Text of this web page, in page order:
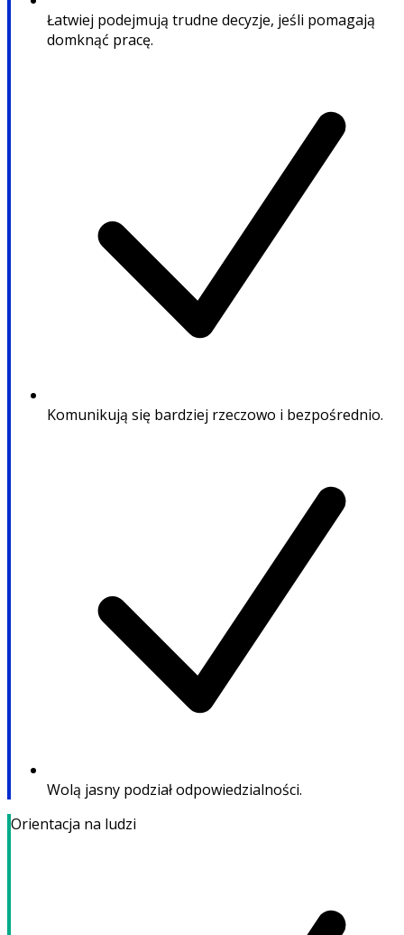
Łatwiej podejmują trudne decyzje, jeśli pomagają
domknąć pracę.
Komunikują się bardziej rzeczowo i bezpośrednio.
Wolą jasny podział odpowiedzialności.
Orientacja na ludzi